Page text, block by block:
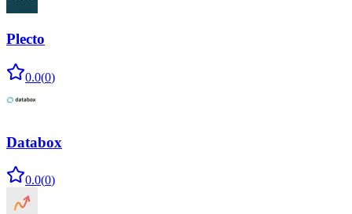
Plecto
0.0(0)
Databox
0.0(0)